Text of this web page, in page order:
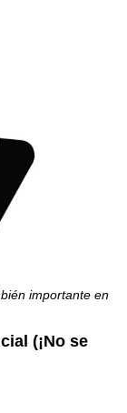
importante en
(¡No se